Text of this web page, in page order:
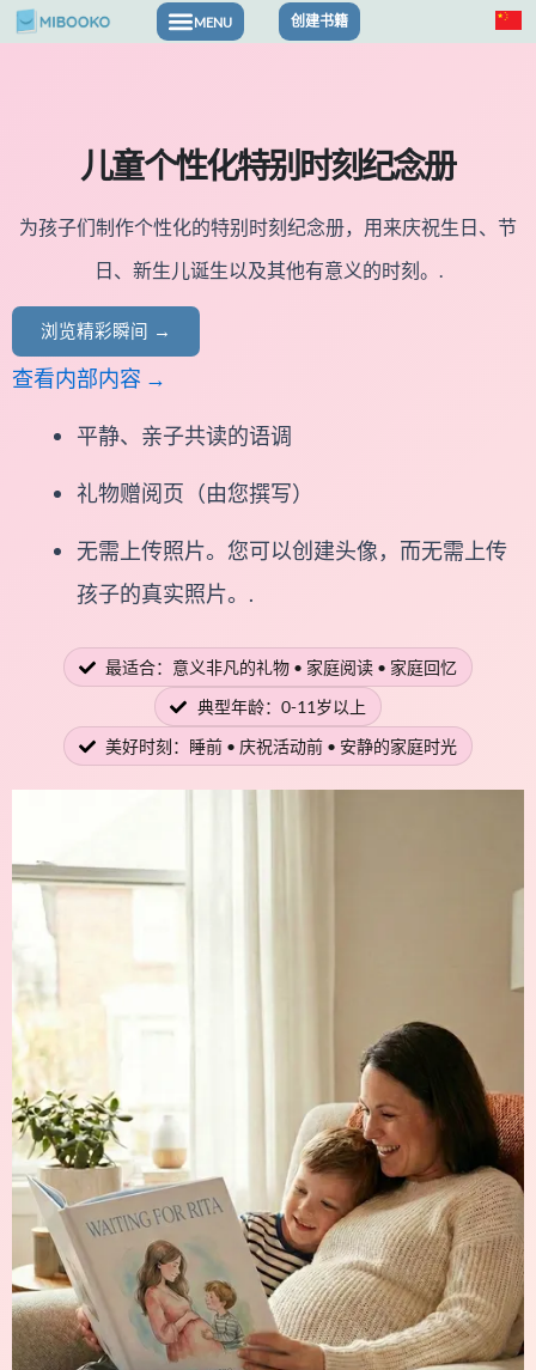
跳
创建书籍
儿童个性化特别时刻纪念册
为孩子们制作个性化的特别时刻纪念册，用来庆祝生日、节
日、新生儿诞生以及其他有意义的时刻。.
浏览精彩瞬间 →
查看内部内容 →
平静、亲子共读的语调
礼物赠阅页（由您撰写）
无需上传照片。您可以创建头像，而无需上传
孩子的真实照片。.
最适合：意义非凡的礼物 • 家庭阅读 • 家庭回忆
典型年龄：0-11岁以上
美好时刻：睡前 • 庆祝活动前 • 安静的家庭时光